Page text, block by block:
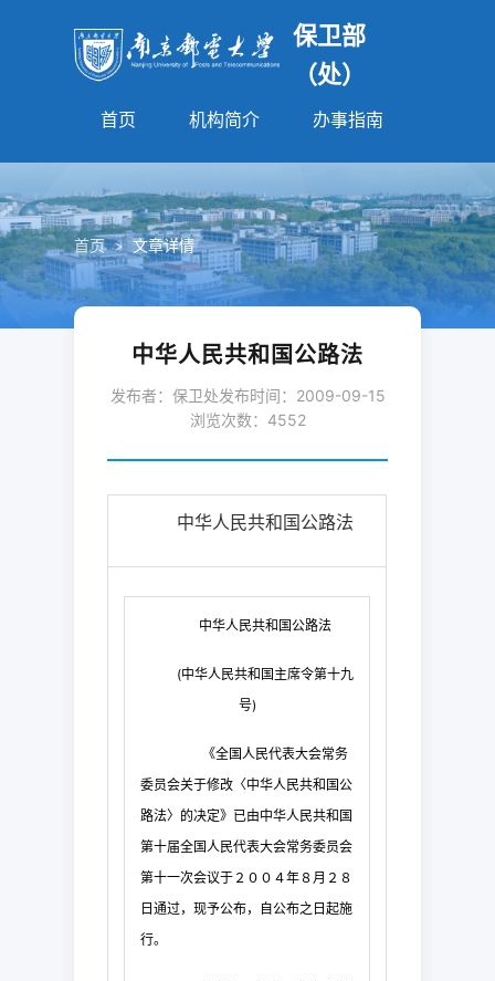
保卫部
（处）
首页 机构简介 办事指南
首页 > 文章详情
中华人民共和国公路法
发布者：保卫处发布时间：2009-09-15
浏览次数： 4552
中华人民共和国公路法
中华人民共和国公路法
(中华人民共和国主席令第十九
号)
《全国人民代表大会常务
委员会关于修改〈中华人民共和国公
路法〉的决定》已由中华人民共和国
第十届全国人民代表大会常务委员会
第十一次会议于２００４年８月２８
日通过，现予公布，自公布之日起施
行。